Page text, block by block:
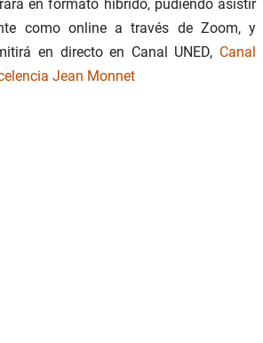
en formato híbrido, pudiendo asistir
como online a través de Zoom, y
en directo en Canal UNED, Canal
Jean Monnet